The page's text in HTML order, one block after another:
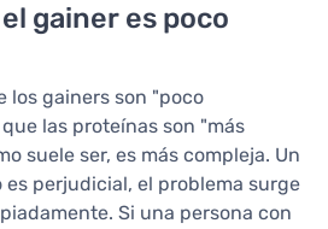
gainer es poco
los gainers son "poco
las proteínas son "más
suele ser, es más compleja. Un
es perjudicial, el problema surge
Si una persona con